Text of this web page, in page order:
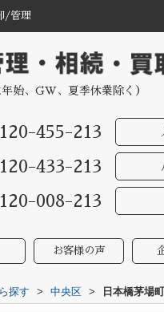
/管理
始、GW、夏季休業除く）
455-213
433-213
008-213
お客様の声
探す > 中央区 > 日本橋茅場